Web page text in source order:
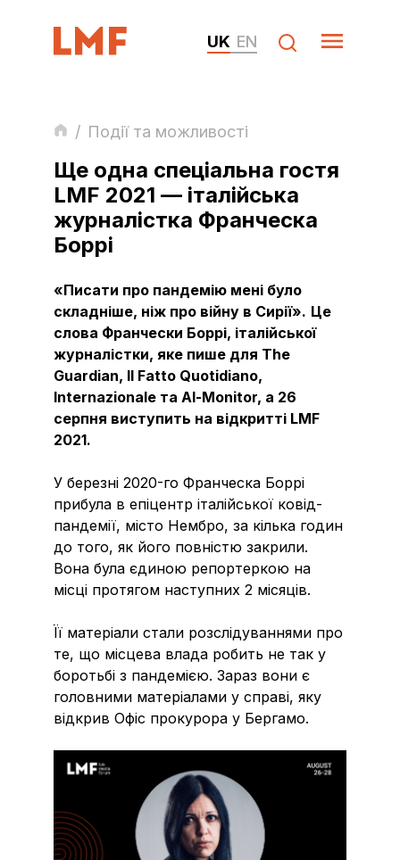
UK EN
/ Події та можливості
Ще одна спеціальна гостя
LMF 2021 — італійська
журналістка Франческа
Боррі
«Писати про пандемію мені було
складніше, ніж про війну в Сирії». Це
слова Франчески Боррі, італійської
журналістки, яке пише для The
Guardian, Il Fatto Quotidiano,
Internazionale та Al-Monitor, а 26
серпня виступить на відкритті LMF
2021.
У березні 2020-го Франческа Боррі
прибула в епіцентр італійської ковід-
пандемії, місто Нембро, за кілька годин
до того, як його повністю закрили.
Вона була єдиною репортеркою на
місці протягом наступних 2 місяців.
Її матеріали стали розслідуваннями про
те, що місцева влада робить не так у
боротьбі з пандемією. Зараз вони є
головними матеріалами у справі, яку
відкрив Офіс прокурора у Бергамо.